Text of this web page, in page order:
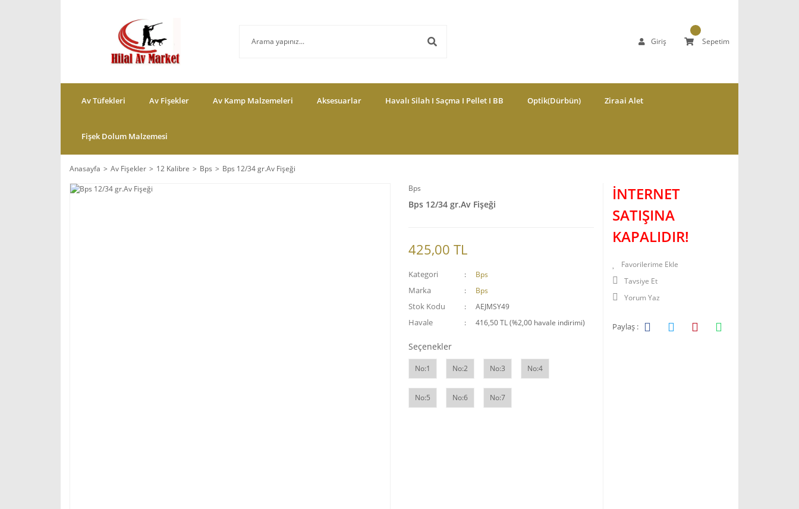
Giriş Sepetim
Av Tüfekleri Av Fişekler Av Kamp Malzemeleri Aksesuarlar Havalı Silah I Saçma I Pellet I BB Optik(Dürbün) Ziraai Alet
Fişek Dolum Malzemesi
Anasayfa Av Fişekler 12 Kalibre Bps
Bps 12/34 gr.Av Fişeği
Bps
Bps 12/34 gr.Av Fişeği
425,00 TL
Kategori Bps
Marka Bps
Stok Kodu AEJMSY49
Havale 416,50 TL (%2,00 havale indirimi)
Seçenekler
No:1 No:2 No:3 No:4
No:5 No:6 No:7
İNTERNET
SATIŞINA
KAPALIDIR!
Tavsiye Et
Yorum Yaz
Paylaş :